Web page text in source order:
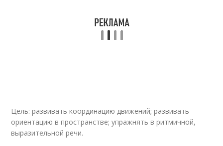
Цель: развивать координацию движений; развивать
ориентацию в пространстве; упражнять в ритмичной,
выразительной речи.